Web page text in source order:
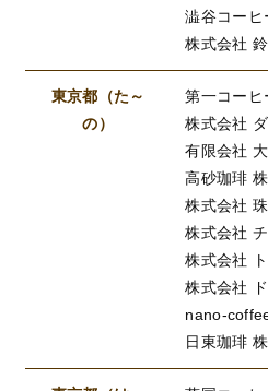
澁谷コーヒ
株式会社
東京都（た～
の）
第一コーヒ
株式会社
有限会社
高砂珈琲
株式会社
株式会社
株式会社
株式会社
nano-
日東珈琲